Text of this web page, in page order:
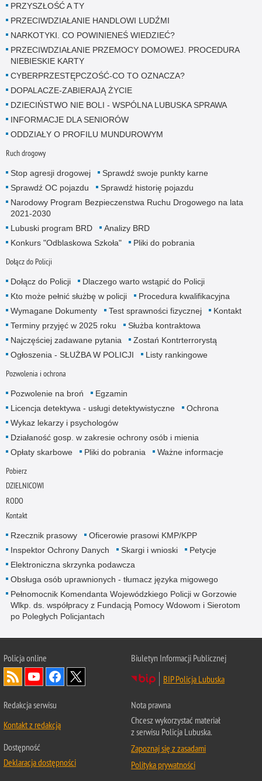
PRZYSZŁOŚĆ A TY
PRZECIWDZIAŁANIE HANDLOWI LUDŹMI
NARKOTYKI. CO POWINIENEŚ WIEDZIEĆ?
PRZECIWDZIAŁANIE PRZEMOCY DOMOWEJ. PROCEDURA
NIEBIESKIE KARTY
CYBERPRZESTĘPCZOŚĆ-CO TO OZNACZA?
DOPALACZE-ZABIERAJĄ ŻYCIE
DZIECIŃSTWO NIE BOLI - WSPÓLNA LUBUSKA SPRAWA
INFORMACJE DLA SENIORÓW
ODDZIAŁY O PROFILU MUNDUROWYM
Ruch drogowy
Stop agresji drogowej
Sprawdź swoje punkty karne
Sprawdź OC pojazdu
Sprawdź historię pojazdu
Narodowy Program Bezpieczenstwa Ruchu Drogowego na lata
2021-2030
Lubuski program BRD
Analizy BRD
Konkurs "Odblaskowa Szkoła"
Pliki do pobrania
Dołącz do Policji
Dołącz do Policji
Dlaczego warto wstąpić do Policji
Kto może pełnić służbę w policji
Procedura kwalifikacyjna
Wymagane Dokumenty
Test sprawności fizycznej
Kontakt
Terminy przyjęć w 2025 roku
Służba kontraktowa
Najczęściej zadawane pytania
Zostań Kontrterrorystą
Ogłoszenia - SŁUŻBA W POLICJI
Listy rankingowe
Pozwolenia i ochrona
Pozwolenie na broń
Egzamin
Licencja detektywa - usługi detektywistyczne
Ochrona
Wykaz lekarzy i psychologów
Działaność gosp. w zakresie ochrony osób i mienia
Opłaty skarbowe
Pliki do pobrania Ważne informacje
Pobierz
DZIELNICOWI
RODO
Kontakt
Rzecznik prasowy
Oficerowie prasowi KMP/KPP
Inspektor Ochrony Danych
Skargi i wnioski
Petycje
Elektroniczna skrzynka podawcza
Obsługa osób uprawnionych - tłumacz języka migowego
Pełnomocnik Komendanta Wojewódzkiego Policji w Gorzowie
Wlkp. ds. współpracy z Fundacją Pomocy Wdowom i Sierotom
po Poległych Policjantach
Policja online
Biuletyn Informacji Publicznej
BIP Policja Lubuska
Redakcja serwisu
Kontakt z redakcją
Dostępność
Deklaracja dostępności
Nota prawna
Chcesz wykorzystać materiał
z serwisu Policja Lubuska.
Zapoznaj się z zasadami
Polityka prywatności